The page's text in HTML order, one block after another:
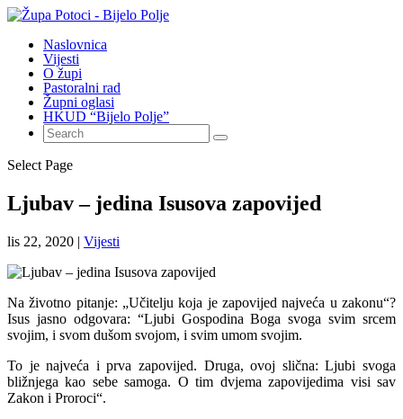
Naslovnica
Vijesti
O župi
Pastoralni rad
Župni oglasi
HKUD “Bijelo Polje”
Select Page
Ljubav – jedina Isusova zapovijed
lis 22, 2020 | Vijesti
Na životno pitanje: „Učitelju koja je zapovijed najveća u zakonu“?
Isus jasno odgovara: “Ljubi Gospodina Boga svoga svim srcem
svojim, i svom dušom svojom, i svim umom svojim.
To je najveća i prva zapovijed. Druga, ovoj slična: Ljubi svoga
bližnjega kao sebe samoga. O tim dvjema zapovijedima visi sav
Zakon i Proroci“.